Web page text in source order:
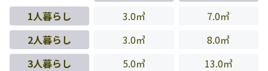
1人暮らし
3.0㎥
7.0㎥
2人暮らし
3.0㎥
8.0㎥
3人暮らし
5.0㎥
13.0㎥